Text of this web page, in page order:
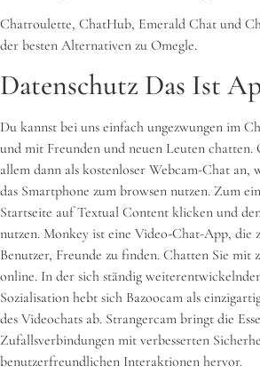
Chatroulette, ChatHub, Emerald Chat und
der besten Alternativen zu Omegle.
Daten­schutz Das Ist
Du kannst bei uns einfach ungezwungen im
und mit Freunden und neuen Leuten chatten.
allem dann als kostenloser Webcam-Chat an,
das Smartphone zum browsen nutzen. Zum
Startseite auf Textual Content klicken und
nutzen. Monkey ist eine Video-Chat-App, die
Benutzer, Freunde zu finden. Chatten Sie mit
online. In der sich ständig
Sozialisation hebt sich Bazoocam als
des Videochats ab. Strangercam bringt die
Zufallsverbindungen mit verbesserten
benutzerfreundlichen Interaktionen hervor.